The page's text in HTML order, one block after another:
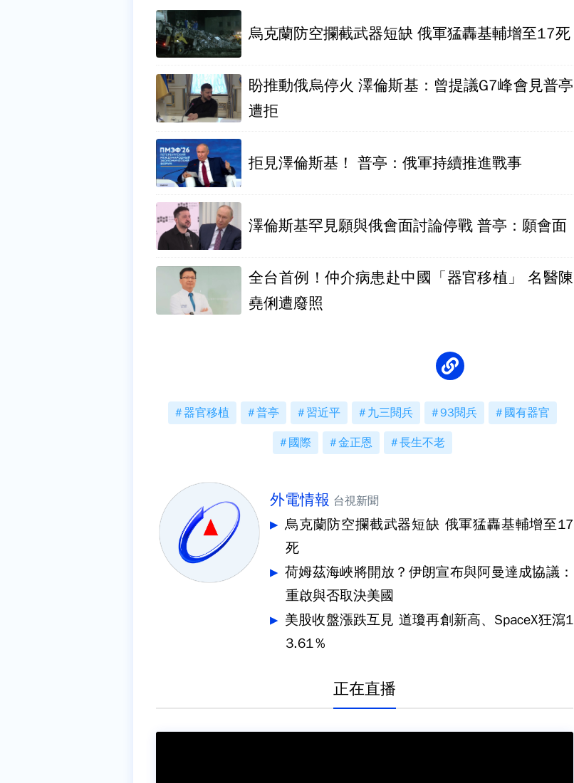
烏克蘭防空攔截武器短缺 俄軍猛轟基輔增至17死
盼推動俄烏停火 澤倫斯基：曾提議G7峰會見普亭
遭拒
拒見澤倫斯基！ 普亭：俄軍持續推進戰事
澤倫斯基罕見願與俄會面討論停戰 普亭：願會面
全台首例！仲介病患赴中國「器官移植」 名醫陳
堯俐遭廢照
器官移植 普亭 習近平 九三閱兵 93閱兵 國有器官
國際 金正恩 長生不老
外電情報 台視新聞
烏克蘭防空攔截武器短缺 俄軍猛轟基輔增至17
死
荷姆茲海峽將開放？伊朗宣布與阿曼達成協議：
重啟與否取決美國
美股收盤漲跌互見 道瓊再創新高、SpaceX狂瀉1
3.61％
正在直播